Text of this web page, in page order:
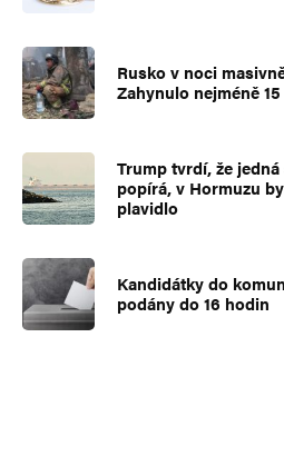
Rusko v noci
Zahynulo nejméně
Trump tvrdí, že
popírá, v Hormuzu
plavidlo
Kandidátky do
podány do 16 hodin